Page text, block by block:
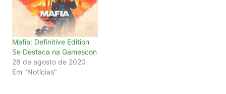
Mafia: Definitive Edition
Se Destaca na Gamescon
28 de agosto de 2020
Em "Notícias"